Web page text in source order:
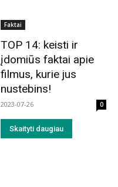
Faktai
TOP 14: keisti ir
įdomiūs faktai apie
filmus, kurie jus
nustebins!
2023-07-26 0
Skaityti daugiau